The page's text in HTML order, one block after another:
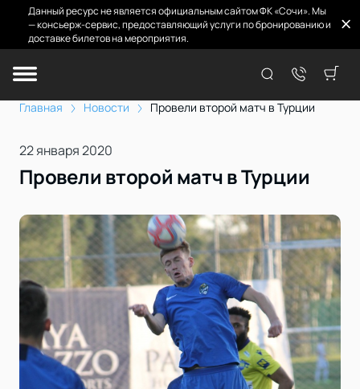
Данный ресурс не является официальным сайтом ФК «Сочи». Мы
— консьерж-сервис, предоставляющий услуги по бронированию и
доставке билетов на мероприятия.
Главная Новости Провели второй матч в Турции
22 января 2020
Провели второй матч в Турции